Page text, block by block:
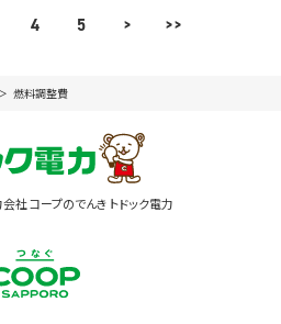
4 5 > >>
燃料調整費
社 コープのでんき トドック電力